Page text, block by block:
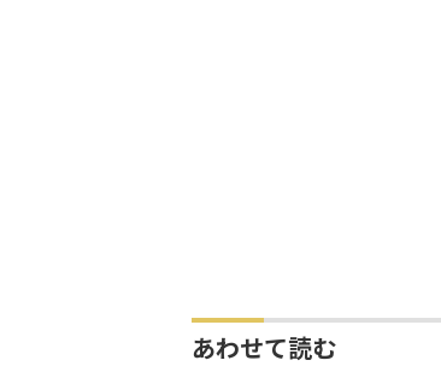
あわせて読む